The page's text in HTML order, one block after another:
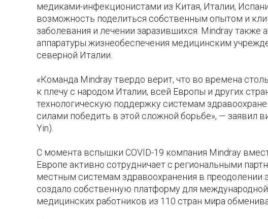
медиками-инфекционистами из Китая, Италии,
возможность поделиться собственным опытом и
заболевания и лечении заразившихся. Mindray
аппаратуры жизнеобеспечения медицинским
северной Италии.
«Команда Mindray твердо верит, что во времена
к плечу с народом Италии, всей Европы и других
технологическую поддержку системам
силами победить в этой сложной борьбе», — заявил
Yin).
С момента вспышки COVID-19 компания Mindray
Европе активно сотрудничает с региональными
местным системам здравоохранения в преодолении
создало собственную платформу для
медицинских работников из 110 стран мира